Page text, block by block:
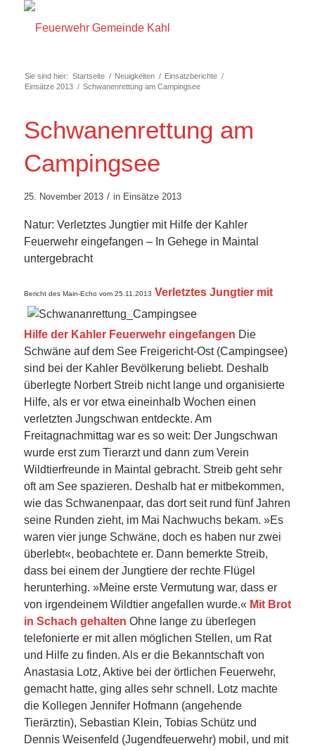
Sie sind hier: Startseite / Neuigkeiten / Einsatzberichte /
Einsätze 2013 / Schwanenrettung am Campingsee
Schwanenrettung am
Campingsee
25. November 2013 / in Einsätze 2013
Natur: Verletztes Jungtier mit Hilfe der Kahler
Feuerwehr eingefangen – In Gehege in Maintal
untergebracht
Bericht des Main-Echo vom 25.11.2013 Verletztes Jungtier mit
Hilfe der Kahler Feuerwehr eingefangen Die
Schwäne auf dem See Freigericht-Ost (Campingsee)
sind bei der Kahler Bevölkerung beliebt. Deshalb
überlegte Norbert Streib nicht lange und organisierte
Hilfe, als er vor etwa eineinhalb Wochen einen
verletzten Jungschwan entdeckte. Am
Freitagnachmittag war es so weit: Der Jungschwan
wurde erst zum Tierarzt und dann zum Verein
Wildtierfreunde in Maintal gebracht. Streib geht sehr
oft am See spazieren. Deshalb hat er mitbekommen,
wie das Schwanenpaar, das dort seit rund fünf Jahren
seine Runden zieht, im Mai Nachwuchs bekam. »Es
waren vier junge Schwäne, doch es haben nur zwei
überlebt«, beobachtete er. Dann bemerkte Streib,
dass bei einem der Jungtiere der rechte Flügel
herunterhing. »Meine erste Vermutung war, dass er
von irgendeinem Wildtier angefallen wurde.« Mit Brot
in Schach gehalten Ohne lange zu überlegen
telefonierte er mit allen möglichen Stellen, um Rat
und Hilfe zu finden. Als er die Bekanntschaft von
Anastasia Lotz, Aktive bei der örtlichen Feuerwehr,
gemacht hatte, ging alles sehr schnell. Lotz machte
die Kollegen Jennifer Hofmann (angehende
Tierärztin), Sebastian Klein, Tobias Schütz und
Dennis Weisenfeld (Jugendfeuerwehr) mobil, und mit